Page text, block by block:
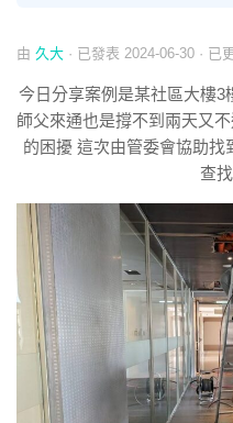
由 久大 · 已發表 2024-06-30 · 已
今日分享案例是某社區大樓3
師父來通也是撐不到兩天又
的困擾 這次由管委會協助
查